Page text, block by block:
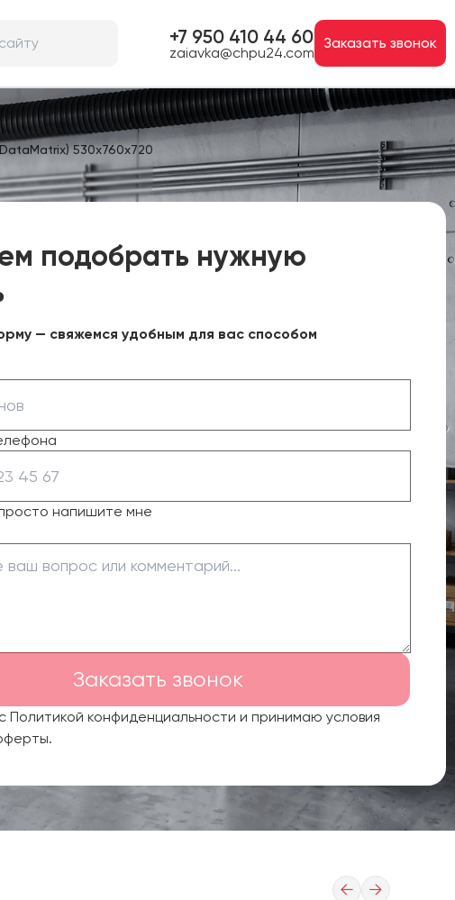
+7 950 410 44 60
zaiavka@chpu24.com
Заказать звонок
530х760х720
подобрать нужную
— свяжемся удобным для вас способом
напишите мне
Заказать звонок
Политикой конфиденциальности и принимаю условия
← →